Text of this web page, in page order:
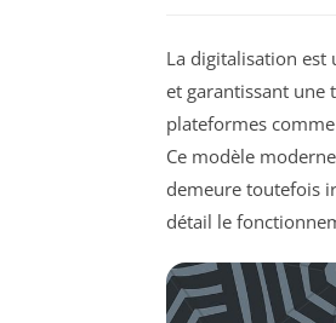
La digitalisation est
et garantissant une
plateformes
Ce modèle
demeure toutefois
détail le